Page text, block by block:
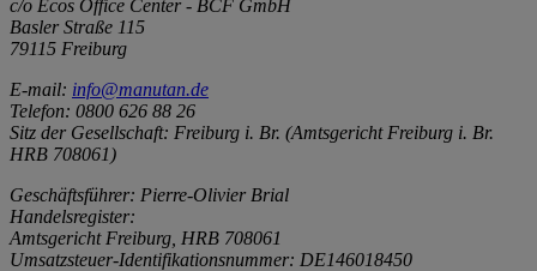
c/o Ecos Office Center - BCF GmbH
Basler Straße 115
79115 Freiburg
E-mail: info@manutan.de
Telefon: 0800 626 88 26
Sitz der Gesellschaft: Freiburg i. Br. (Amtsgericht Freiburg i. Br.
HRB 708061)
Geschäftsführer: Pierre-Olivier Brial
Handelsregister:
Amtsgericht Freiburg, HRB 708061
Umsatzsteuer-Identifikationsnummer: DE146018450